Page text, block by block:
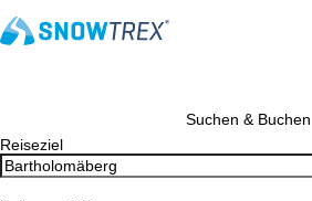
Suchen & Buchen
Reiseziel